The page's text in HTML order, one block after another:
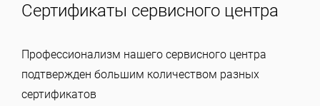
Сертификаты сервисного центра
Профессионализм нашего сервисного центра
подтвержден большим количеством разных
сертификатов